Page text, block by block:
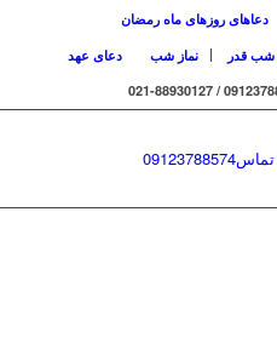
دعاهای روزهای ماه رمضان
شب قدر نماز شب
دعای عهد